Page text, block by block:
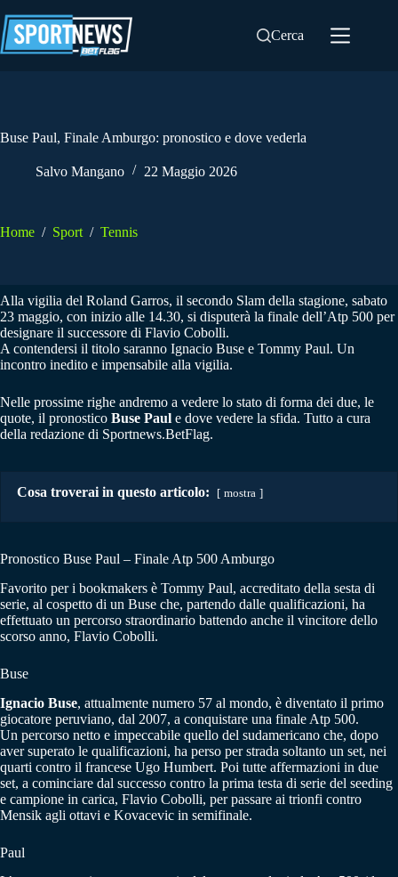
al
contenuto
Cerca
Buse Paul, Finale Amburgo: pronostico e dove vederla
Salvo Mangano 22 Maggio 2026
Home / Sport / Tennis
Alla vigilia del Roland Garros, il secondo Slam della stagione, sabato
23 maggio, con inizio alle 14.30, si disputerà la finale dell’Atp 500 per
designare il successore di Flavio Cobolli.
A contendersi il titolo saranno Ignacio Buse e Tommy Paul. Un
incontro inedito e impensabile alla vigilia.
Nelle prossime righe andremo a vedere lo stato di forma dei due, le
quote, il pronostico Buse Paul e dove vedere la sfida. Tutto a cura
della redazione di Sportnews.BetFlag.
Cosa troverai in questo articolo: mostra
Pronostico Buse Paul – Finale Atp 500 Amburgo
Favorito per i bookmakers è Tommy Paul, accreditato della sesta di
serie, al cospetto di un Buse che, partendo dalle qualificazioni, ha
effettuato un percorso straordinario battendo anche il vincitore dello
scorso anno, Flavio Cobolli.
Buse
Ignacio Buse, attualmente numero 57 al mondo, è diventato il primo
giocatore peruviano, dal 2007, a conquistare una finale Atp 500.
Un percorso netto e impeccabile quello del sudamericano che, dopo
aver superato le qualificazioni, ha perso per strada soltanto un set, nei
quarti contro il francese Ugo Humbert. Poi tutte affermazioni in due
set, a cominciare dal successo contro la prima testa di serie del seeding
e campione in carica, Flavio Cobolli, per passare ai trionfi contro
Mensik agli ottavi e Kovacevic in semifinale.
Paul